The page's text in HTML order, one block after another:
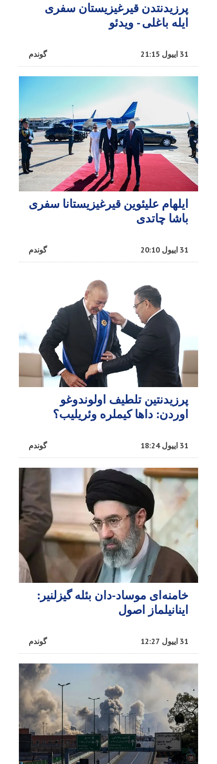
پرزیدنتدن قیرغیزیستان سفری
ایله باغلی - ویدئو
گوندم 31 اییول 21:15
ایلهام علیئوین قیرغیزیستانا سفری
باشا چاتدی
گوندم 31 اییول 20:10
پرزیدنتین تلطیف اولوندوغو
اوردن: داها کیملره وئریلیب؟
گوندم 31 اییول 18:24
خامنه‌ای موساد-دان بئله گیزلنیر:
اینانیلماز اصول
گوندم 31 اییول 12:27